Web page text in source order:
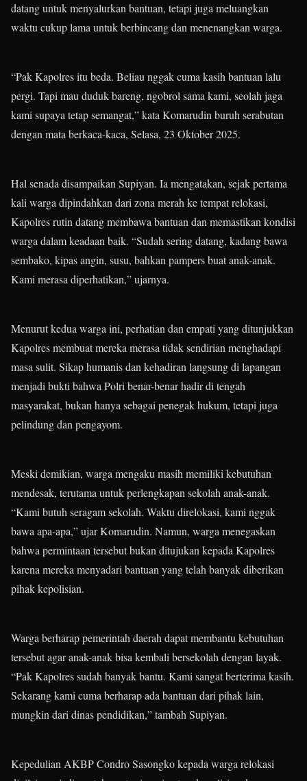
datang untuk menyalurkan bantuan, tetapi juga meluangkan
waktu cukup lama untuk berbincang dan menenangkan warga.
“Pak Kapolres itu beda. Beliau nggak cuma kasih bantuan lalu
pergi. Tapi mau duduk bareng, ngobrol sama kami, seolah jaga
kami supaya tetap semangat,” kata Komarudin buruh serabutan
dengan mata berkaca-kaca, Selasa, 23 Oktober 2025.
Hal senada disampaikan Supiyan. Ia mengatakan, sejak pertama
kali warga dipindahkan dari zona merah ke tempat relokasi,
Kapolres rutin datang membawa bantuan dan memastikan kondisi
warga dalam keadaan baik. “Sudah sering datang, kadang bawa
sembako, kipas angin, susu, bahkan pampers buat anak-anak.
Kami merasa diperhatikan,” ujarnya.
Menurut kedua warga ini, perhatian dan empati yang ditunjukkan
Kapolres membuat mereka merasa tidak sendirian menghadapi
masa sulit. Sikap humanis dan kehadiran langsung di lapangan
menjadi bukti bahwa Polri benar-benar hadir di tengah
masyarakat, bukan hanya sebagai penegak hukum, tetapi juga
pelindung dan pengayom.
Meski demikian, warga mengaku masih memiliki kebutuhan
mendesak, terutama untuk perlengkapan sekolah anak-anak.
“Kami butuh seragam sekolah. Waktu direlokasi, kami nggak
bawa apa-apa,” ujar Komarudin. Namun, warga menegaskan
bahwa permintaan tersebut bukan ditujukan kepada Kapolres
karena mereka menyadari bantuan yang telah banyak diberikan
pihak kepolisian.
Warga berharap pemerintah daerah dapat membantu kebutuhan
tersebut agar anak-anak bisa kembali bersekolah dengan layak.
“Pak Kapolres sudah banyak bantu. Kami sangat berterima kasih.
Sekarang kami cuma berharap ada bantuan dari pihak lain,
mungkin dari dinas pendidikan,” tambah Supiyan.
Kepedulian AKBP Condro Sasongko kepada warga relokasi